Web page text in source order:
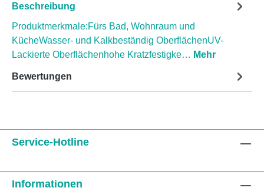
Beschreibung
Produktmerkmale:Fürs Bad, Wohnraum und
KücheWasser- und Kalkbeständig OberflächenUV-
Lackierte Oberflächenhohe Kratzfestigke… Mehr
Bewertungen
Service-Hotline
Informationen